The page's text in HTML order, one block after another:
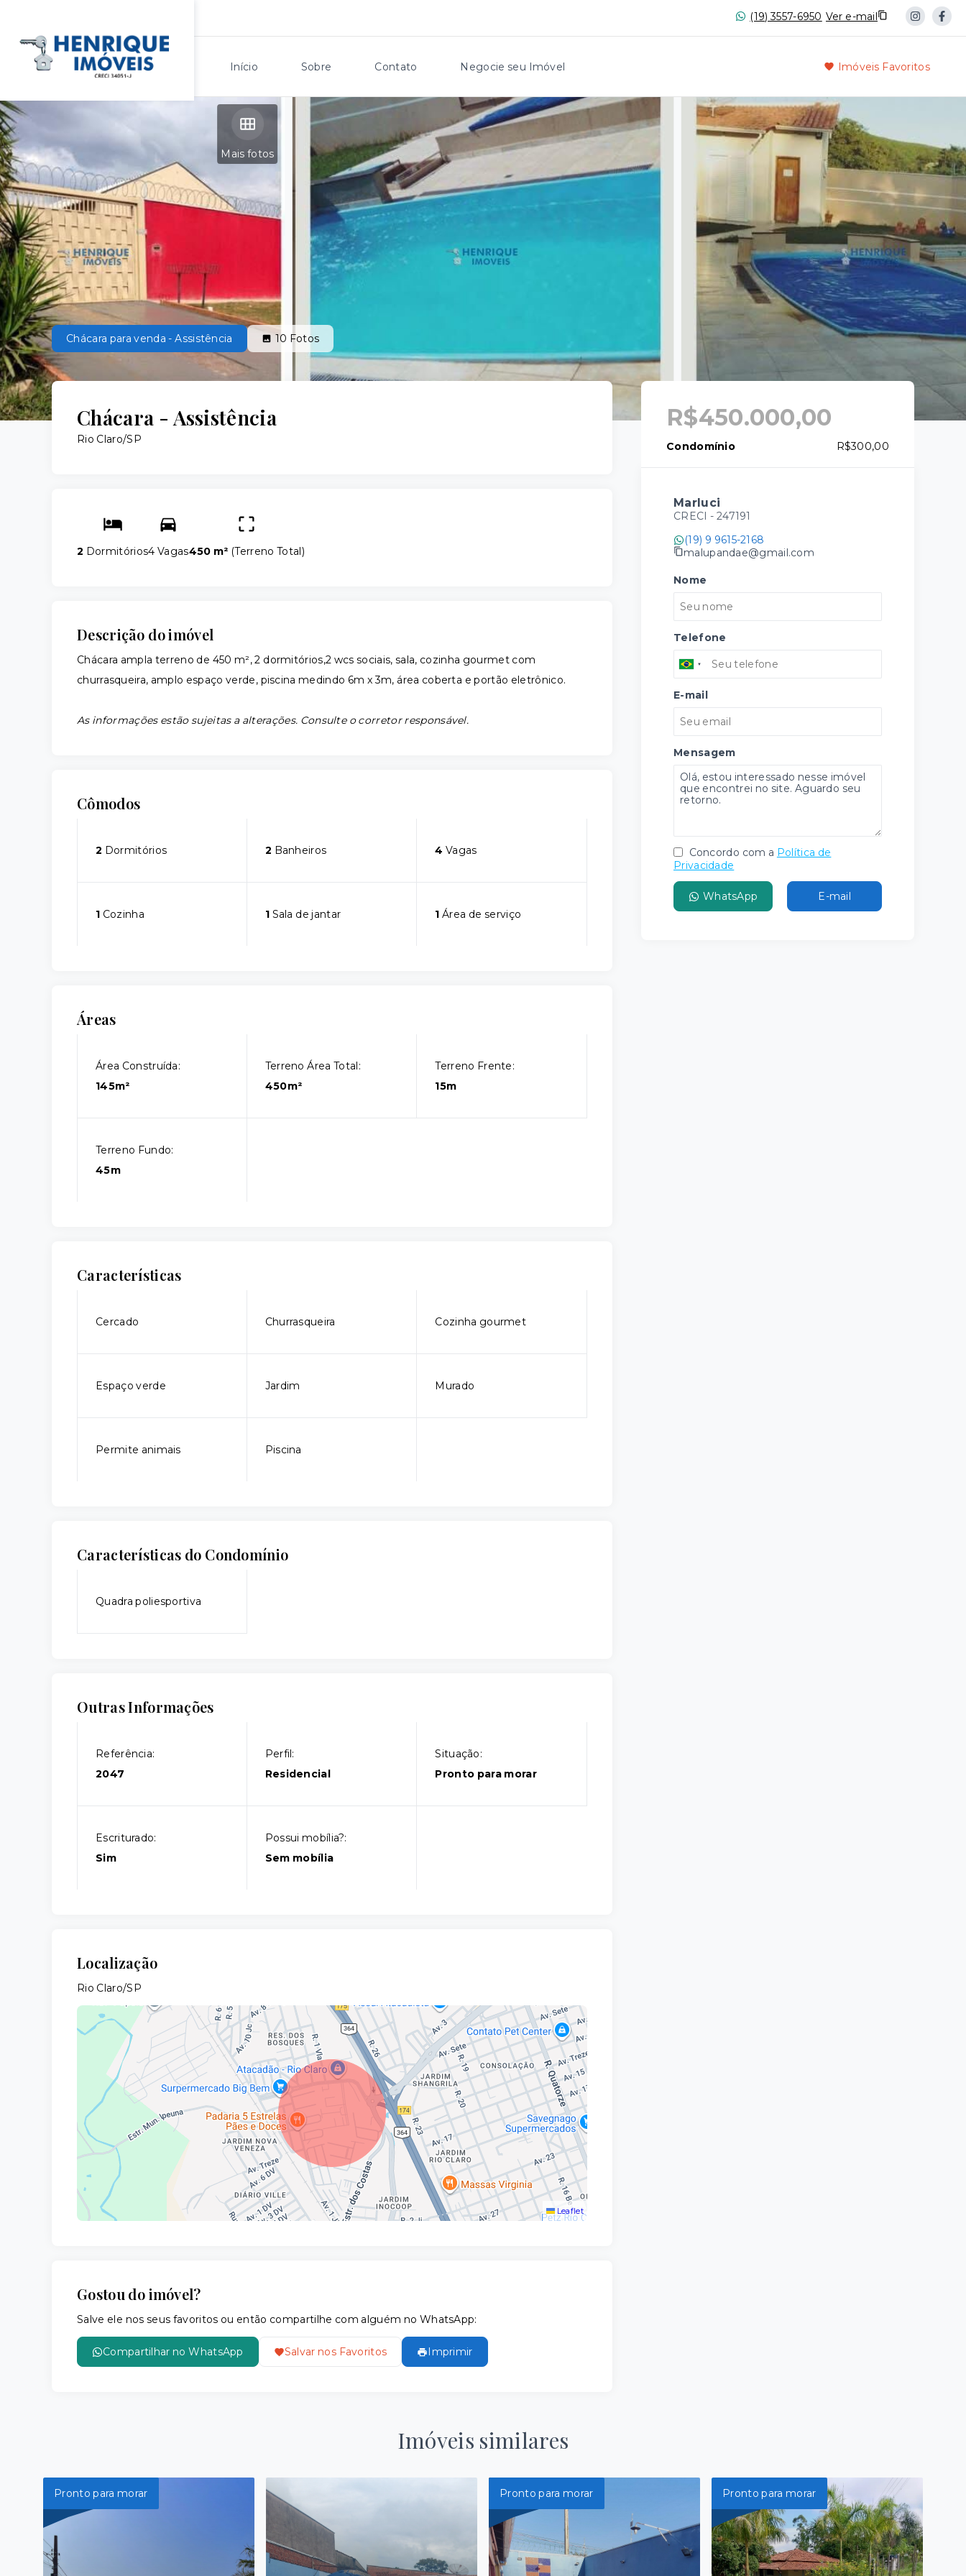
(19) 3557-6950 Ver e-mail
Início Sobre Contato Negocie seu Imóvel Imóveis Favoritos
Mais fotos
Chácara para venda - Assistência 10 Fotos
Chácara - Assistência
Rio Claro/SP
2 Dormitórios4 Vagas450 m² (Terreno Total)
Descrição do imóvel
Chácara ampla terreno de 450 m², 2 dormitórios,2 wcs sociais, sala, cozinha gourmet com
churrasqueira, amplo espaço verde, piscina medindo 6m x 3m, área coberta e portão eletrônico.
As informações estão sujeitas a alterações. Consulte o corretor responsável.
Cômodos
2 Dormitórios 2 Banheiros 4 Vagas
1 Cozinha 1Sala de jantar 1 Área de serviço
Áreas
Área Construída:
145m²
Terreno Área Total:
450m²
Terreno Frente:
15m
Terreno Fundo:
45m
Características
Cercado Churrasqueira Cozinha gourmet
Espaço verde Jardim Murado
Permite animais Piscina
Características do Condomínio
Quadra poliesportiva
Outras Informações
Referência:
2047
Perfil:
Residencial
Situação:
Pronto para morar
Escriturado:
Sim
Possui mobília?:
Sem mobília
Localização
Rio Claro/SP
Leaflet
Gostou do imóvel?
Salve ele nos seus favoritos ou então compartilhe com alguém no WhatsApp:
Compartilhar no WhatsApp Salvar nos Favoritos Imprimir
R$450.000,00
Condomínio R$300,00
Marluci
CRECI - 247191
(19) 9 9615-2168
malupandae@gmail.com
Nome
Telefone
E-mail
Mensagem
Concordo com a Política de
Privacidade
WhatsApp E-mail
Imóveis similares
Pronto para morar Pronto para morar Pronto para morar